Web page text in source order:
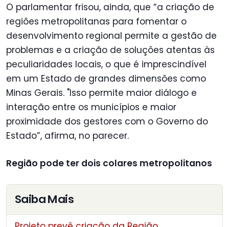
O parlamentar frisou, ainda, que “a criação de
regiões metropolitanas para fomentar o
desenvolvimento regional permite a gestão de
problemas e a criação de soluções atentas às
peculiaridades locais, o que é imprescindível
em um Estado de grandes dimensões como
Minas Gerais. "Isso permite maior diálogo e
interação entre os municípios e maior
proximidade dos gestores com o Governo do
Estado”, afirma, no parecer.
Região pode ter dois colares metropolitanos
Saiba Mais